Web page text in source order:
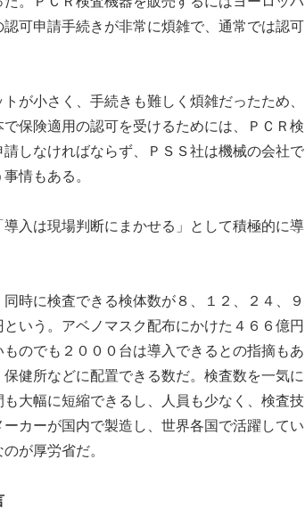
可申請手続きが非常に煩雑で、通常では認可
が小さく、手続きも難しく煩雑だったため、
保険適用の認可を受けるためには、ＰＣＲ検
しなければならず、ＰＳＳ社は機械の会社で
情もある。
入は現場判断にまかせる」として積極的に導
時に検査できる検体数が８、１２、２４、９
いう。アベノマスク配布にかけた４６６億円
のでも２０００台は導入できるとの指摘もあ
健所などに配置できる数だ。検査数を一気に
大幅に短縮できるし、人員も少なく、検査技
カーが国内で製造し、世界各国で活躍してい
が厚労省だ。